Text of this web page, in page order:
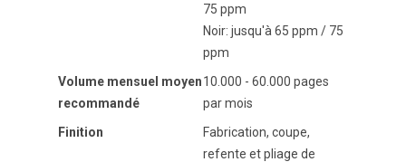
75 ppm
Noir: jusqu'à 65 ppm / 75
ppm
Volume mensuel moyen
recommandé
10.000 - 60.000 pages
par mois
Finition
Fabrication, coupe,
refente et pliage de